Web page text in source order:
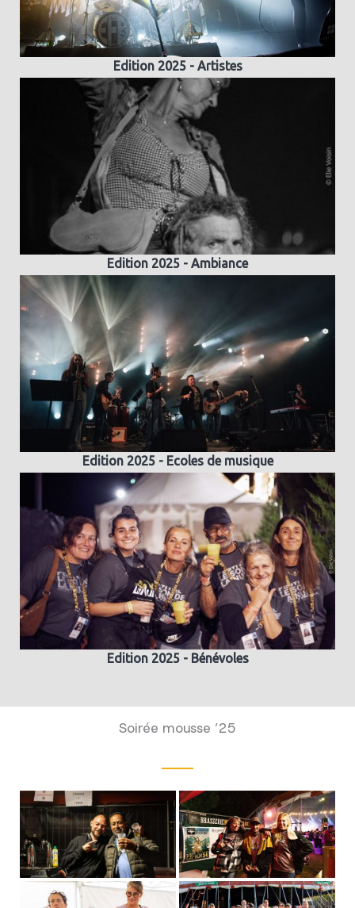
Edition 2025 - Artistes
Edition 2025 - Ambiance
Edition 2025 - Ecoles de musique
Edition 2025 - Bénévoles
Soirée mousse ’25